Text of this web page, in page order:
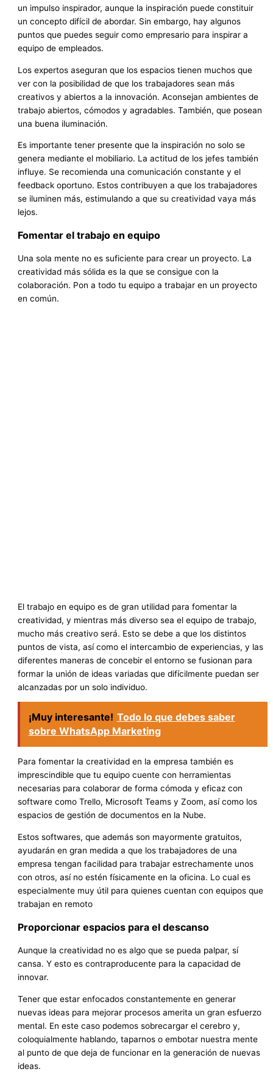
un impulso inspirador, aunque la inspiración puede constituir
un concepto difícil de abordar. Sin embargo, hay algunos
puntos que puedes seguir como empresario para inspirar a
equipo de empleados.
Los expertos aseguran que los espacios tienen muchos que
ver con la posibilidad de que los trabajadores sean más
creativos y abiertos a la innovación. Aconsejan ambientes de
trabajo abiertos, cómodos y agradables. También, que posean
una buena iluminación.
Es importante tener presente que la inspiración no solo se
genera mediante el mobiliario. La actitud de los jefes también
influye. Se recomienda una comunicación constante y el
feedback oportuno. Estos contribuyen a que los trabajadores
se iluminen más, estimulando a que su creatividad vaya más
lejos.
Fomentar el trabajo en equipo
Una sola mente no es suficiente para crear un proyecto. La
creatividad más sólida es la que se consigue con la
colaboración. Pon a todo tu equipo a trabajar en un proyecto
en común.
El trabajo en equipo es de gran utilidad para fomentar la
creatividad, y mientras más diverso sea el equipo de trabajo,
mucho más creativo será. Esto se debe a que los distintos
puntos de vista, así como el intercambio de experiencias, y las
diferentes maneras de concebir el entorno se fusionan para
formar la unión de ideas variadas que difícilmente puedan ser
alcanzadas por un solo individuo.
¡Muy interesante! Todo lo que debes saber
sobre WhatsApp Marketing
Para fomentar la creatividad en la empresa también es
imprescindible que tu equipo cuente con herramientas
necesarias para colaborar de forma cómoda y eficaz con
software como Trello, Microsoft Teams y Zoom, así como los
espacios de gestión de documentos en la Nube.
Estos softwares, que además son mayormente gratuitos,
ayudarán en gran medida a que los trabajadores de una
empresa tengan facilidad para trabajar estrechamente unos
con otros, así no estén físicamente en la oficina. Lo cual es
especialmente muy útil para quienes cuentan con equipos que
trabajan en remoto
Proporcionar espacios para el descanso
Aunque la creatividad no es algo que se pueda palpar, sí
cansa. Y esto es contraproducente para la capacidad de
innovar.
Tener que estar enfocados constantemente en generar
nuevas ideas para mejorar procesos amerita un gran esfuerzo
mental. En este caso podemos sobrecargar el cerebro y,
coloquialmente hablando, taparnos o embotar nuestra mente
al punto de que deja de funcionar en la generación de nuevas
ideas.